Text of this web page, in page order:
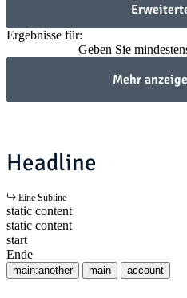
Ergebnisse für:
Geben Sie
Mehr
Headline
Eine Subline
static content
static content
start
Ende
main:another main account